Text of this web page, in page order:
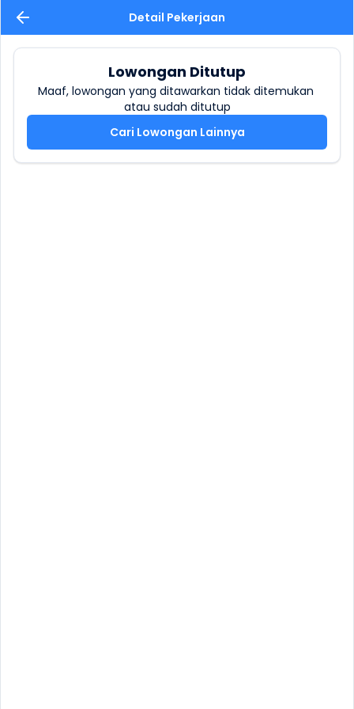
Detail Pekerjaan
Lowongan Ditutup
Maaf, lowongan yang ditawarkan tidak ditemukan
atau sudah ditutup
Cari Lowongan Lainnya